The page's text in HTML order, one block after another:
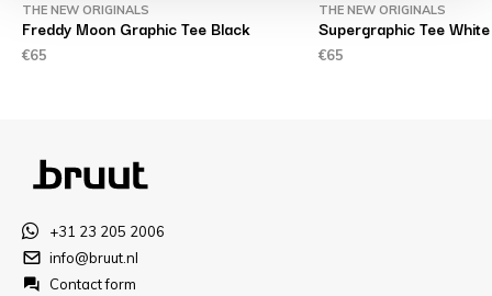
THE NEW ORIGINALS
Freddy Moon Graphic Tee Black
€65
THE NEW ORIGINALS
Supergraphic Tee
€65
+31 23 205 2006
info@bruut.nl
Contact form